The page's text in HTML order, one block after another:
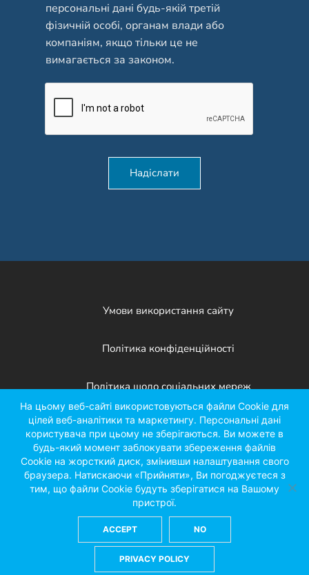
персональні дані будь-якій третій
фізичній особі, органам влади або
компаніям, якщо тільки це не
вимагається за законом.
Надіслати
Умови використання сайту
Політика конфіденційності
Політика щодо соціальних мереж
Патенти
Facebook
X LinkedIn
YouTube
©2026 Kinze Manufacturing
На цьому веб-сайті використовуються файли Cookie для
цілей веб-аналітики та маркетингу. Персональні дані
користувача при цьому не зберігаються. Ви можете в
будь-який момент заблокувати збереження файлів
Cookie на жорсткий диск, змінивши налаштування свого
браузера. Натискаючи «Прийняти», Ви погоджуєтеся з
тим, що файли Cookie будуть зберігатися на Вашому
пристрої.
ACCEPT NO
PRIVACY POLICY